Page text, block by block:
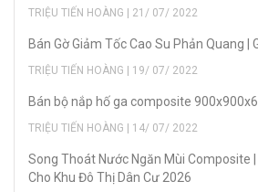
TRIỆU TIẾN HOÀNG | 21/ 07/ 2022
Bán Gờ Giảm Tốc Cao Su Phản Quang |
TRIỆU TIẾN HOÀNG | 19/ 07/ 2022
Bán bộ nắp hố ga composite
TRIỆU TIẾN HOÀNG | 14/ 07/ 2022
Song Thoát Nước Ngăn Mùi Composite
Cho Khu Đô Thị Dân Cư 2026